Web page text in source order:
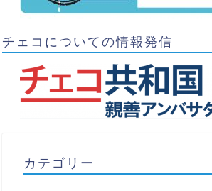
チェコについての情報発信
カテゴリー